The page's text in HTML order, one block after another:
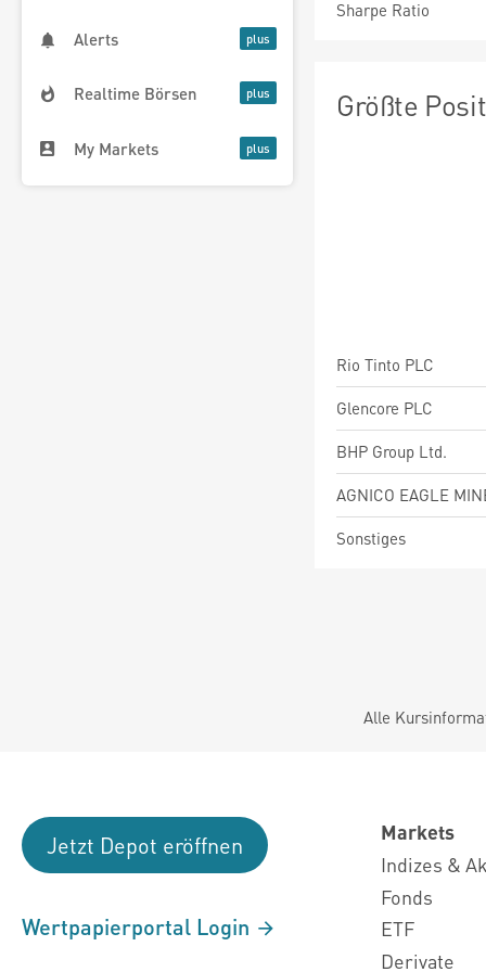
Alerts
Realtime Börsen
My Markets
Sharpe Ratio
Größte
Rio Tinto PLC
Glencore PLC
BHP Group Ltd.
AGNICO EAGLE
Sonstiges
Alle
Jetzt Depot eröffnen
Wertpapierportal Login
Markets
Indizes &
Fonds
ETF
Derivate